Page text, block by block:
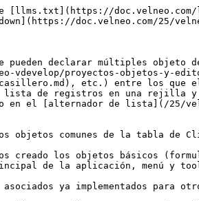
[llms.txt](https://
doc.velneo.com/25/
declarar múltiples objeto
proyectos-objetos-y-
etc.) entre los que
lista de registros en una
el [alternador de lista](/25/
objetos comunes de la tabla de
creado los objetos básicos
de la aplicación, menú y
ya implementados para